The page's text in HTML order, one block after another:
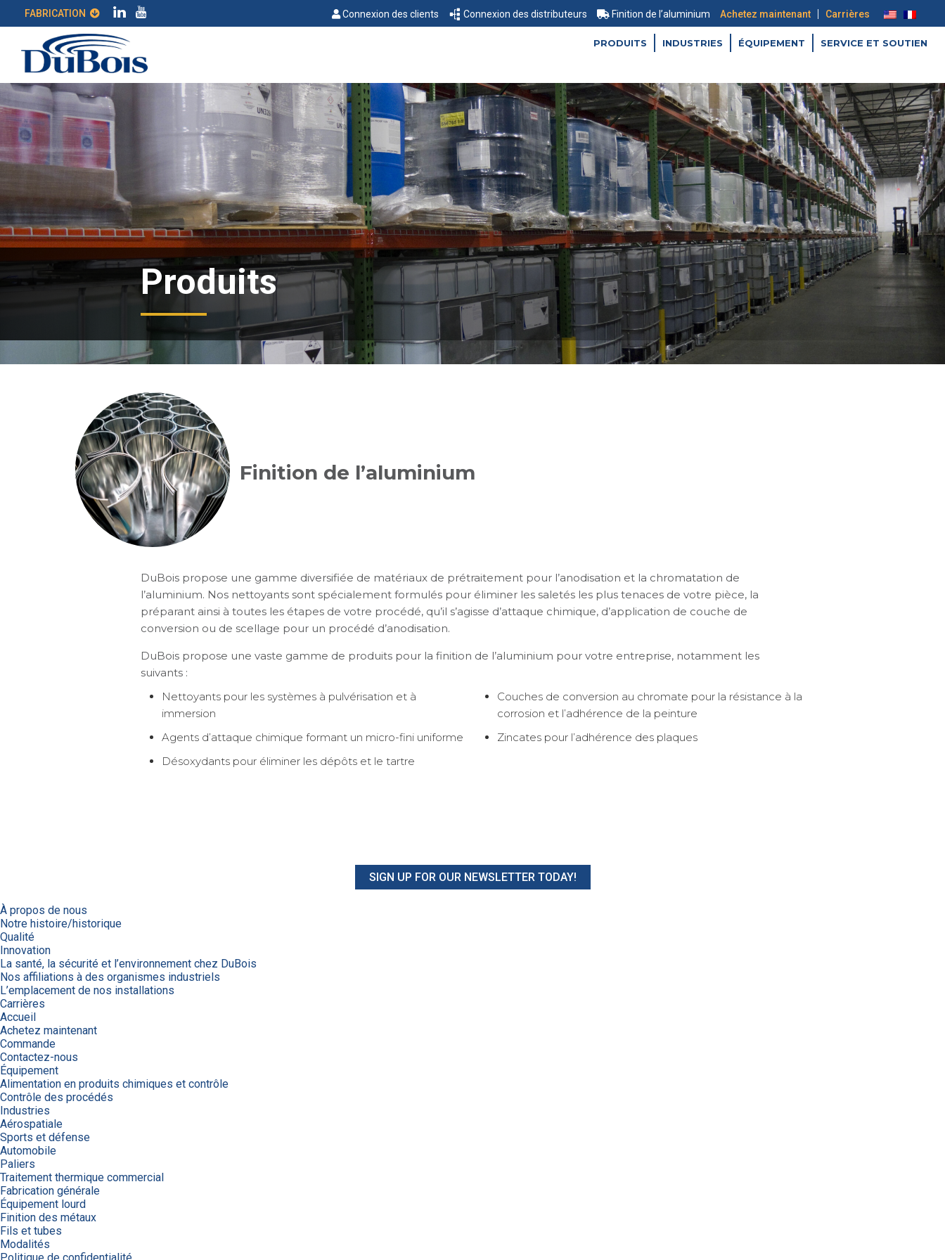
Connexion des clients Connexion des distributeurs Finition de l’aluminium Achetez maintenant | Carrières
PRODUITS INDUSTRIES ÉQUIPEMENT SERVICE ET SOUTIEN
Produits
Finition de l’aluminium
DuBois propose une gamme diversifiée de matériaux de prétraitement pour l’anodisation et la chromatation de
l’aluminium. Nos nettoyants sont spécialement formulés pour éliminer les saletés les plus tenaces de votre pièce, la
préparant ainsi à toutes les étapes de votre procédé, qu’il s’agisse d’attaque chimique, d’application de couche de
conversion ou de scellage pour un procédé d’anodisation.
DuBois propose une vaste gamme de produits pour la finition de l’aluminium pour votre entreprise, notamment les
suivants :
Nettoyants pour les systèmes à pulvérisation et à
immersion
Agents d’attaque chimique formant un micro-fini uniforme
Désoxydants pour éliminer les dépôts et le tartre
Couches de conversion au chromate pour la résistance à la
corrosion et l’adhérence de la peinture
Zincates pour l’adhérence des plaques
SIGN UP FOR OUR NEWSLETTER TODAY!
À propos de nous
Notre histoire/historique
Qualité
Innovation
La santé, la sécurité et l’environnement chez DuBois
Nos affiliations à des organismes industriels
L’emplacement de nos installations
Carrières
Accueil
Achetez maintenant
Commande
Contactez-nous
Équipement
Alimentation en produits chimiques et contrôle
Contrôle des procédés
Industries
Aérospatiale
Sports et défense
Automobile
Paliers
Traitement thermique commercial
Fabrication générale
Équipement lourd
Finition des métaux
Fils et tubes
Modalités